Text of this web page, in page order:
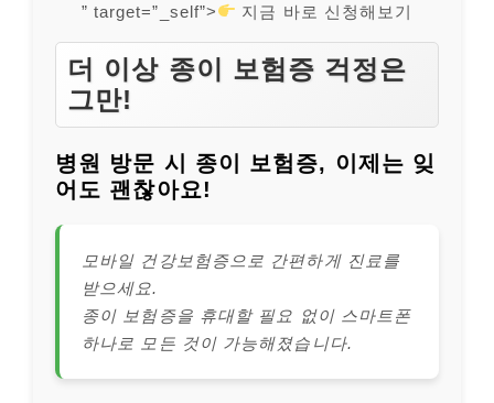
” target=”_self”> 지금 바로 신청해보기
더 이상 종이 보험증 걱정은
그만!
병원 방문 시 종이 보험증, 이제는 잊
어도 괜찮아요!
모바일 건강보험증으로 간편하게 진료를
받으세요.
종이 보험증을 휴대할 필요 없이 스마트폰
하나로 모든 것이 가능해졌습니다.